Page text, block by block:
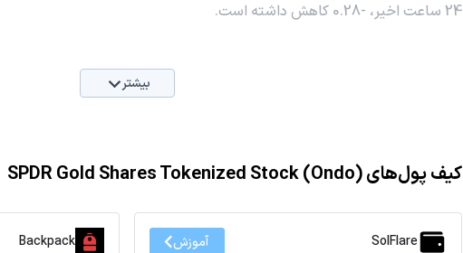
24 ساعت اخیر، -0.28 کاهش داشته است.
بیشتر
کیف پول‌های SPDR Gold Shares Tokenized Stock (Ondo)
SolFlare آموزش Backpack